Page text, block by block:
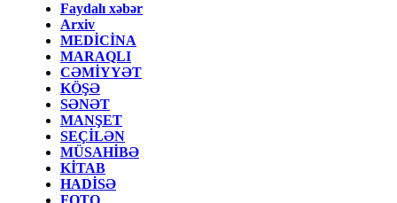
Faydalı xəbər
Arxiv
MEDİCİNA
MARAQLI
CƏMİYYƏT
KÖŞƏ
SƏNƏT
MANŞET
SEÇİLƏN
MÜSAHİBƏ
KİTAB
HADİSƏ
FOTO